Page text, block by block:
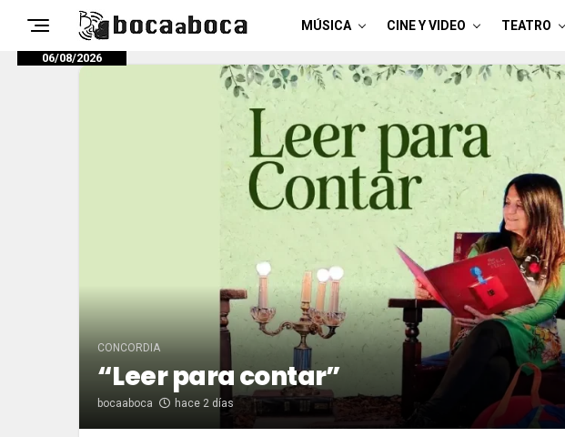
MÚSICA CINE Y VIDEO TEATRO
06/08/2026
CONCORDIA
“Leer para contar”
bocaaboca hace 2 días